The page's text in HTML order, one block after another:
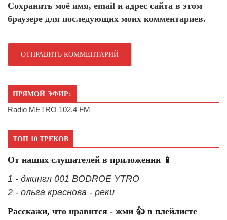
Сохранить моё имя, email и адрес сайта в этом
браузере для последующих моих комментариев.
ПРЯМОЙ ЭФИР:
Radio METRO 102.4 FM
ТОП 10 ТРЕКОВ
От наших слушателей в приложении 📱
1 - джингл 001 BODROE YTRO
2 - ольга краснова - реки
Расскажи, что нравится - жми 👍 в плейлисте